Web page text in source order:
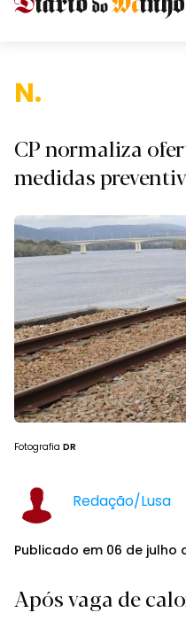
Nacio
CP normaliza
medidas
Fotografia DR
Redação/Lusa
Publicado em 06 de julho
Após vaga de